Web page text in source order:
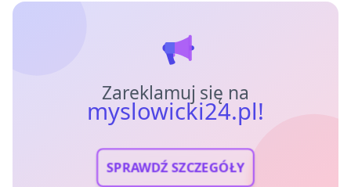
Zareklamuj się na
myslowicki24.pl!
SPRAWDŹ SZCZEGÓŁY